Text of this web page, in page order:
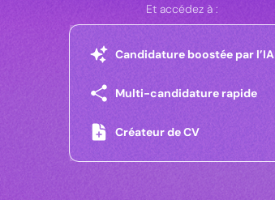
Et accédez à :
Candidature boostée par l’IA
Multi-candidature rapide
Créateur de CV